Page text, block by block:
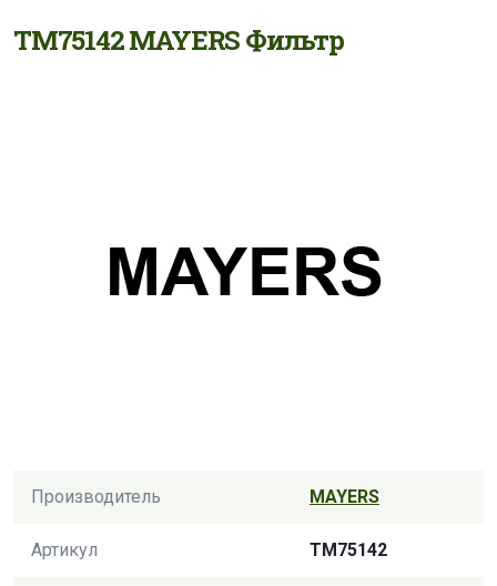
TM75142 MAYERS Фильтр
Производитель MAYERS
Артикул TM75142